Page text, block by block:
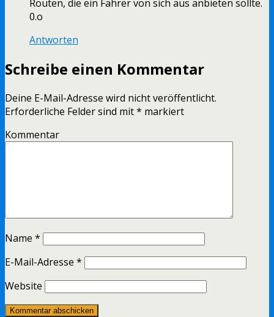
Routen, die ein Fahrer von sich aus anbieten sollte.
0.o
Antworten
Schreibe einen Kommentar
Deine E-Mail-Adresse wird nicht veröffentlicht.
Erforderliche Felder sind mit* markiert
Kommentar
Name *
E-Mail-Adresse *
Website